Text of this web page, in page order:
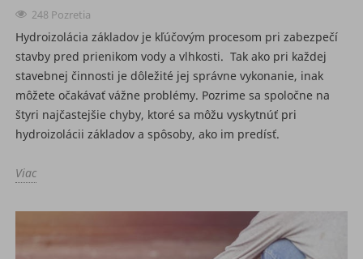
248 Pozretia
Hydroizolácia základov je kľúčovým procesom pri zabezpečí
stavby pred prienikom vody a vlhkosti. Tak ako pri každej
stavebnej činnosti je dôležité jej správne vykonanie, inak
môžete očakávať vážne problémy. Pozrime sa spoločne na
štyri najčastejšie chyby, ktoré sa môžu vyskytnúť pri
hydroizolácii základov a spôsoby, ako im predísť.
Viac